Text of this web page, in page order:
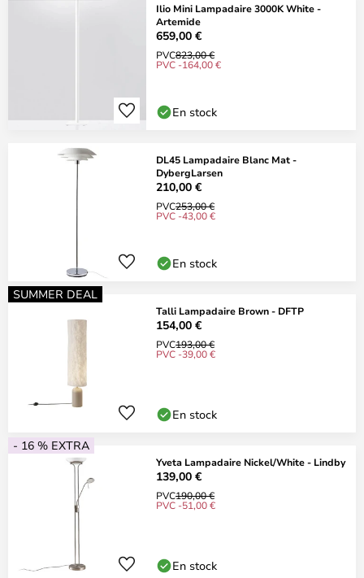
Ilio Mini Lampadaire 3000K White -
Artemide
659,00 €
PVC823,00 €
PVC -164,00 €
En stock
DL45 Lampadaire Blanc Mat -
DybergLarsen
210,00 €
PVC253,00 €
PVC -43,00 €
En stock
SUMMER DEAL
Talli Lampadaire Brown - DFTP
154,00 €
PVC193,00 €
PVC -39,00 €
En stock
- 16 % EXTRA
Yveta Lampadaire Nickel/White - Lindby
139,00 €
PVC190,00 €
PVC -51,00 €
En stock